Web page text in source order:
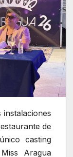
instalaciones
de
casting
Aragua